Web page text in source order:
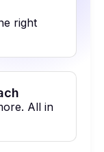
right
All in